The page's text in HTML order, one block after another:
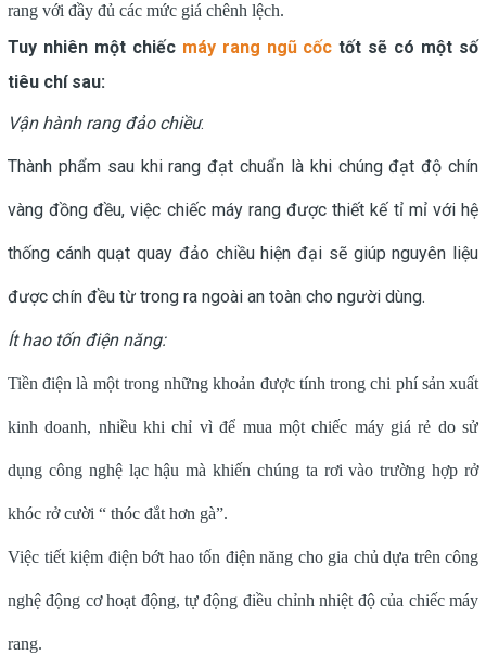
rang với đầy đủ các mức giá chênh lệch.
Tuy nhiên một chiếc máy rang ngũ cốc tốt sẽ có một số
tiêu chí sau:
Vận hành rang đảo chiều:
Thành phẩm sau khi rang đạt chuẩn là khi chúng đạt độ chín
vàng đồng đều, việc chiếc máy rang được thiết kế tỉ mỉ với hệ
thống cánh quạt quay đảo chiều hiện đại sẽ giúp nguyên liệu
được chín đều từ trong ra ngoài an toàn cho người dùng.
Ít hao tốn điện năng:
Tiền điện là một trong những khoản được tính trong chi phí sản xuất
kinh doanh, nhiều khi chỉ vì để mua một chiếc máy giá rẻ do sử
dụng công nghệ lạc hậu mà khiến chúng ta rơi vào trường hợp rở
khóc rở cười “ thóc đắt hơn gà”.
Việc tiết kiệm điện bớt hao tốn điện năng cho gia chủ dựa trên công
nghệ động cơ hoạt động, tự động điều chỉnh nhiệt độ của chiếc máy
rang.